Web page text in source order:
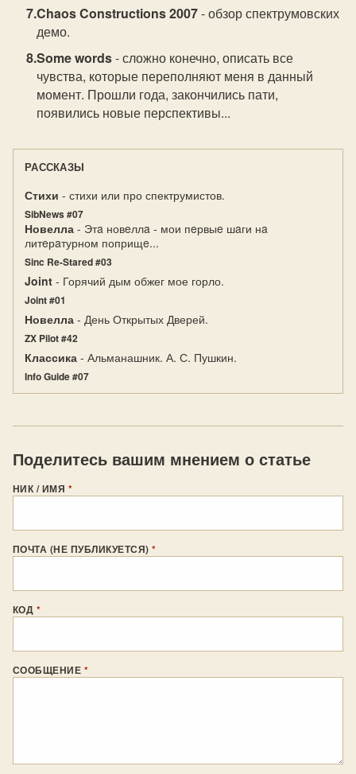
Chaos Constructions 2007- обзор спектрумовских
демо.
Some words- сложно конечно, описать все
чувства, которые переполняют меня в данный
момент. Прошли года, закончились пати,
появились новые перспективы...
РАССКАЗЫ
Стихи - стихи или про спектрумистов.
SibNews #07
Новелла - Этa новeллa - мои пeрвыe шaги нa
литeрaтурном поприщe...
Sinc Re-Stared #03
Joint - Горячий дым обжег мое горло.
Joint #01
Новелла - День Открытых Дверей.
ZX Pilot #42
Классика - Альманашник. А. С. Пушкин.
Info Guide #07
Поделитесь вашим мнением о статье
НИК / ИМЯ *
ПОЧТА (НЕ ПУБЛИКУЕТСЯ)*
КОД *
СООБЩЕНИЕ *